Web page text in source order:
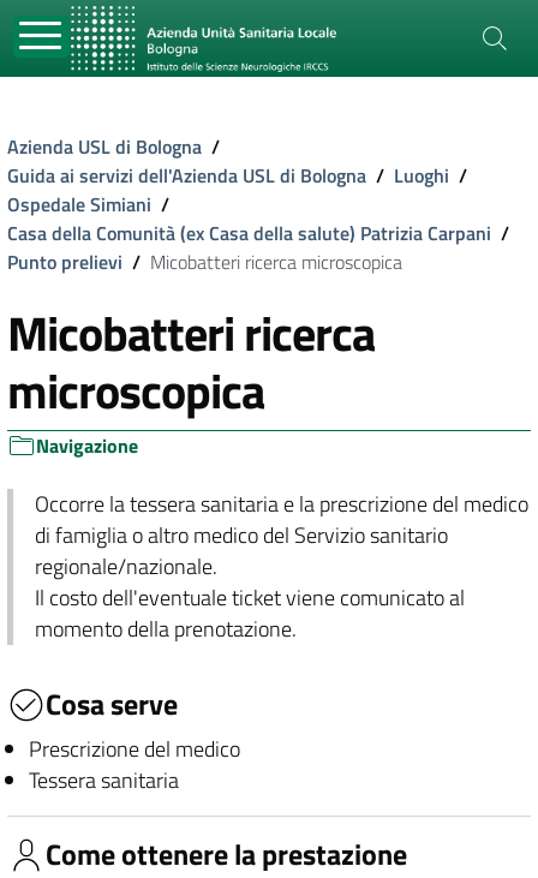
Azienda USL di Bologna /
Guida ai servizi dell'Azienda USL di Bologna / Luoghi /
Ospedale Simiani /
Casa della Comunità (ex Casa della salute) Patrizia Carpani /
Punto prelievi / Micobatteri ricerca microscopica
Micobatteri ricerca
microscopica
Navigazione
Occorre la tessera sanitaria e la prescrizione del medico
di famiglia o altro medico del Servizio sanitario
regionale/nazionale.
Il costo dell'eventuale ticket viene comunicato al
momento della prenotazione.
Cosa serve
Prescrizione del medico
Tessera sanitaria
Come ottenere la prestazione